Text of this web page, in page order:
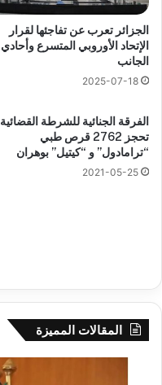
الجزائر تعرب عن تفاجئها لقرار
الإتحاد الأوروبي المتسرع وأحادي
الجانب
2025-07-18
الفرقة الجنائية للشرطة القضائية
تحجز 2762 قرص طبي
“ترامادول” و “كيتيل” بوهران
2021-05-25
المقالات المميزة